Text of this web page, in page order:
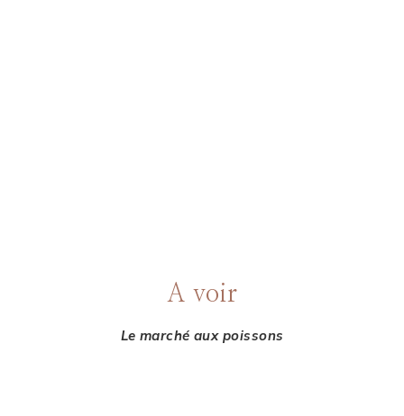
A voir
Le marché aux poissons